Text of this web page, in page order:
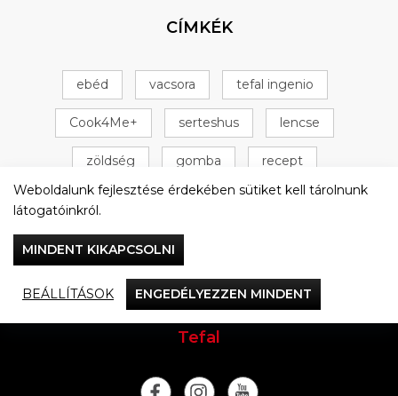
CÍMKÉK
ebéd vacsora tefal ingenio
Cook4Me+ serteshus lencse
zöldség gomba recept
Tefal Cook4Me+ csirke + 16 következő
Vacsorázzunk együtt
Tefal
Weboldalunk fejlesztése érdekében sütiket kell tárolnunk
látogatóinkról.
MINDENT KIKAPCSOLNI
BEÁLLÍTÁSOK ENGEDÉLYEZZEN MINDENT